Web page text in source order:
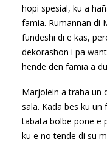
hopi spesial, ku a
famia. Rumannan di
fundeshi di e kas,
dekorashon i pa
hende den famia a
Marjolein a traha un
sala. Kada bes ku
tabata bolbe pone e
ku e no tende di su